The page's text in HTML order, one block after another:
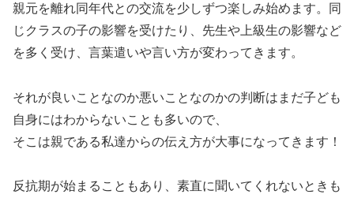
親元を離れ同年代との交流を少しずつ楽しみ始めます。同
じクラスの子の影響を受けたり、先生や上級生の影響など
を多く受け、言葉遣いや言い方が変わってきます。
それが良いことなのか悪いことなのかの判断はまだ子ども
自身にはわからないことも多いので、
そこは親である私達からの伝え方が大事になってきます！
反抗期が始まることもあり、素直に聞いてくれないときも